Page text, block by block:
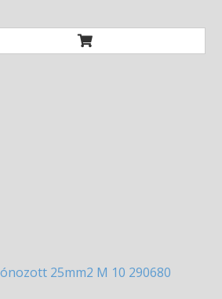
25mm2 M 10 290680